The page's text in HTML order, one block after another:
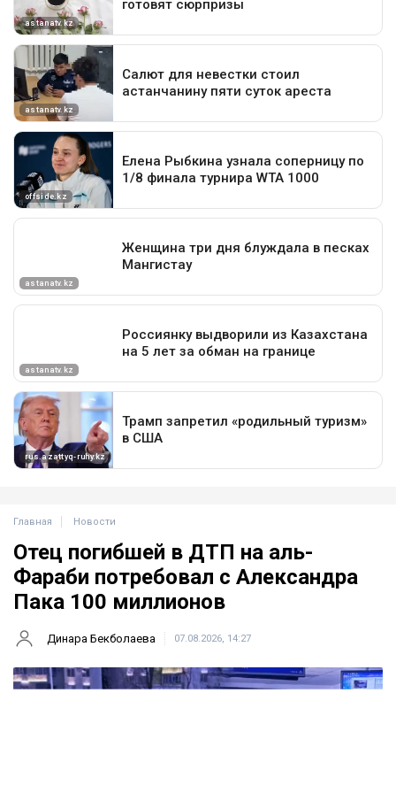
Главная Новости
Отец погибшей в ДТП на аль-
Фараби потребовал с Александра
Пака 100 миллионов
Динара Бекболаева 07.08.2026, 14:27